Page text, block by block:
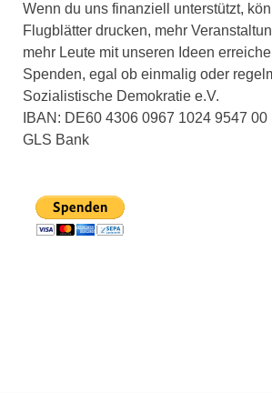
Wenn du uns finanziell unterstützt,
Flugblätter drucken, mehr
mehr Leute mit unseren Ideen
Spenden, egal ob einmalig oder
Sozialistische Demokratie e.V.
IBAN: DE60 4306 0967 1024 9547 00
GLS Bank